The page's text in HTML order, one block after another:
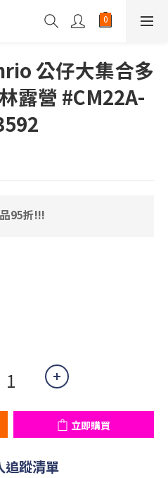
公仔大集合多
露營 #CM22A-
95折!!!
立即購買
追蹤清單